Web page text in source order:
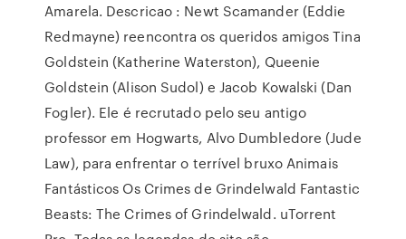
Amarela. Descricao : Newt Scamander (Eddie
Redmayne) reencontra os queridos amigos Tina
Goldstein (Katherine Waterston), Queenie
Goldstein (Alison Sudol) e Jacob Kowalski (Dan
Fogler). Ele é recrutado pelo seu antigo
professor em Hogwarts, Alvo Dumbledore (Jude
Law), para enfrentar o terrível bruxo Animais
Fantásticos Os Crimes de Grindelwald Fantastic
Beasts: The Crimes of Grindelwald. uTorrent